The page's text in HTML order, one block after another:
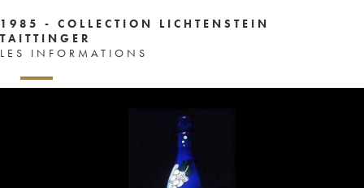
1985 - COLLECTION LICHTENSTEIN
TAITTINGER
LES INFORMATIONS